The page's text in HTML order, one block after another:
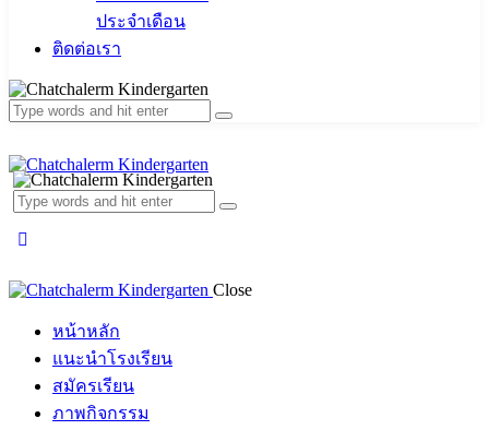
ประจำเดือน
ติดต่อเรา
Close
หน้าหลัก
แนะนำโรงเรียน
สมัครเรียน
ภาพกิจกรรม